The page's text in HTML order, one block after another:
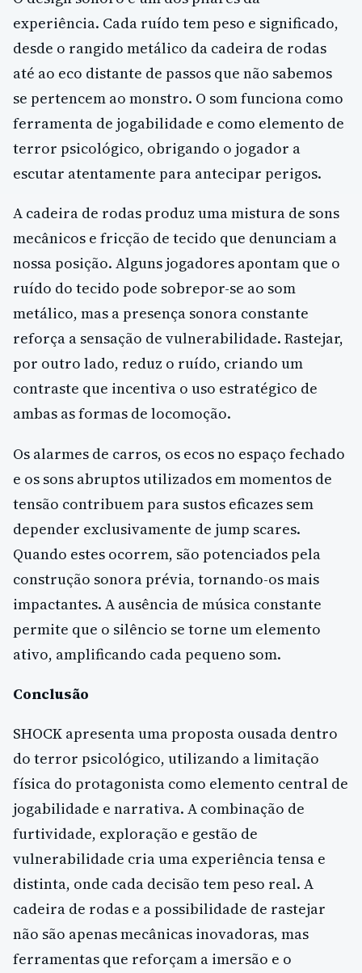
experiência. Cada ruído tem peso e significado,
desde o rangido metálico da cadeira de rodas
até ao eco distante de passos que não sabemos
se pertencem ao monstro. O som funciona como
ferramenta de jogabilidade e como elemento de
terror psicológico, obrigando o jogador a
escutar atentamente para antecipar perigos.
A cadeira de rodas produz uma mistura de sons
mecânicos e fricção de tecido que denunciam a
nossa posição. Alguns jogadores apontam que o
ruído do tecido pode sobrepor-se ao som
metálico, mas a presença sonora constante
reforça a sensação de vulnerabilidade. Rastejar,
por outro lado, reduz o ruído, criando um
contraste que incentiva o uso estratégico de
ambas as formas de locomoção.
Os alarmes de carros, os ecos no espaço fechado
e os sons abruptos utilizados em momentos de
tensão contribuem para sustos eficazes sem
depender exclusivamente de jump scares.
Quando estes ocorrem, são potenciados pela
construção sonora prévia, tornando-os mais
impactantes. A ausência de música constante
permite que o silêncio se torne um elemento
ativo, amplificando cada pequeno som.
Conclusão
SHOCK apresenta uma proposta ousada dentro
do terror psicológico, utilizando a limitação
física do protagonista como elemento central de
jogabilidade e narrativa. A combinação de
furtividade, exploração e gestão de
vulnerabilidade cria uma experiência tensa e
distinta, onde cada decisão tem peso real. A
cadeira de rodas e a possibilidade de rastejar
não são apenas mecânicas inovadoras, mas
ferramentas que reforçam a imersão e o